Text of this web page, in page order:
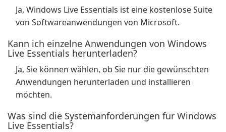
Ja, Windows Live Essentials ist eine kostenlose Suite
von Softwareanwendungen von Microsoft.
Kann ich einzelne Anwendungen von Windows
Live Essentials herunterladen?
Ja, Sie können wählen, ob Sie nur die gewünschten
Anwendungen herunterladen und installieren
möchten.
Was sind die Systemanforderungen für Windows
Live Essentials?